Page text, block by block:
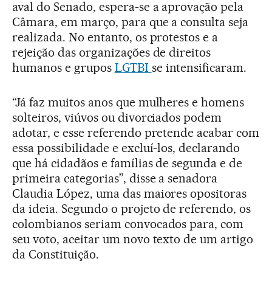
aval do Senado, espera-se a aprovação pela
Câmara, em março, para que a consulta seja
realizada. No entanto, os protestos e a
rejeição das organizações de direitos
humanos e grupos LGTBI se intensificaram.
“Já faz muitos anos que mulheres e homens
solteiros, viúvos ou divorciados podem
adotar, e esse referendo pretende acabar com
essa possibilidade e excluí-los, declarando
que há cidadãos e famílias de segunda e de
primeira categorias”, disse a senadora
Claudia López, uma das maiores opositoras
da ideia. Segundo o projeto de referendo, os
colombianos seriam convocados para, com
seu voto, aceitar um novo texto de um artigo
da Constituição.